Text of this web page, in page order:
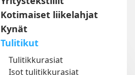
Kotimaiset liikelahjat
Kynät
Tulitikut
Tulitikkurasiat
Isot tulitikkurasiat